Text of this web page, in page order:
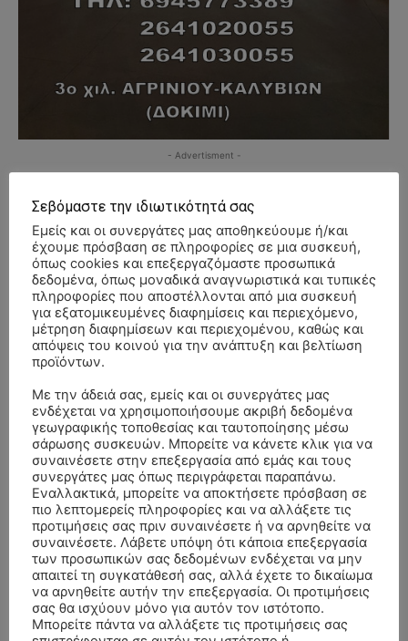
- Advertisment -
ΣΥΛΛΥΠΗΤΗΡΙΑ ΜΗΝΥΜΑΤΑ
Αλέξανδρος ΣέρβοςεπίΚΗΔΕΙΑ – ΣΑΒΒΑΤΟ 25/7/2026 –
ΧΑΡΑΛΑΜΠΟΣ ΚΑΥΚΙΑΣ ΕΤΩΝ 57
ΧΡΙΣΤΙΝΑεπίΚΗΔΕΙΑ – ΤΡΙΤΗ 4/8/2026 – ΧΡΗΣΤΟΣ Α. ΠΑΛΙΟΥΡΑΣ
ΕΤΩΝ 58
Θεόδωρος Νάκοςεπί ΚΗΔΕΙΑ – ΔΕΥΤΕΡΑ 3/8/2026 – ΔΗΜΗΤΡΙΟΣ Σ.
Σεβόμαστε την ιδιωτικότητά σας
Εμείς και οι συνεργάτες μας αποθηκεύουμε ή/και
έχουμε πρόσβαση σε πληροφορίες σε μια συσκευή,
όπως cookies και επεξεργαζόμαστε προσωπικά
δεδομένα, όπως μοναδικά αναγνωριστικά και τυπικές
πληροφορίες που αποστέλλονται από μια συσκευή
για εξατομικευμένες διαφημίσεις και περιεχόμενο,
μέτρηση διαφημίσεων και περιεχομένου, καθώς και
απόψεις του κοινού για την ανάπτυξη και βελτίωση
προϊόντων.
Με την άδειά σας, εμείς και οι συνεργάτες μας
ενδέχεται να χρησιμοποιήσουμε ακριβή δεδομένα
γεωγραφικής τοποθεσίας και ταυτοποίησης μέσω
σάρωσης συσκευών. Μπορείτε να κάνετε κλικ για να
συναινέσετε στην επεξεργασία από εμάς και τους
συνεργάτες μας όπως περιγράφεται παραπάνω.
Εναλλακτικά, μπορείτε να αποκτήσετε πρόσβαση σε
πιο λεπτομερείς πληροφορίες και να αλλάξετε τις
προτιμήσεις σας πριν συναινέσετε ή να αρνηθείτε να
συναινέσετε. Λάβετε υπόψη ότι κάποια επεξεργασία
των προσωπικών σας δεδομένων ενδέχεται να μην
απαιτεί τη συγκατάθεσή σας, αλλά έχετε το δικαίωμα
να αρνηθείτε αυτήν την επεξεργασία. Οι προτιμήσεις
σας θα ισχύουν μόνο για αυτόν τον ιστότοπο.
Μπορείτε πάντα να αλλάξετε τις προτιμήσεις σας